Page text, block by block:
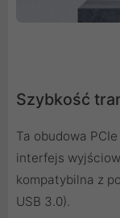
Szybkość
Ta obudowa
interfejs
kompatybilna z
USB 3.0).